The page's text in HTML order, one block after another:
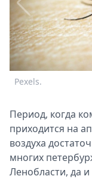
Звезды
2026
Скачай
Pexels.
Период, когда
приходится на
воздуха
многих
Ленобласти, да